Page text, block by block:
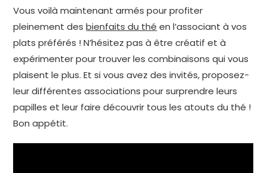
Vous voilà maintenant armés pour profiter
pleinement desbienfaits du thé en l’associant à vos
plats préférés ! N’hésitez pas à être créatif et à
expérimenter pour trouver les combinaisons qui vous
plaisent le plus. Et si vous avez des invités, proposez-
leur différentes associations pour surprendre leurs
papilles et leur faire découvrir tous les atouts du thé !
Bon appétit.